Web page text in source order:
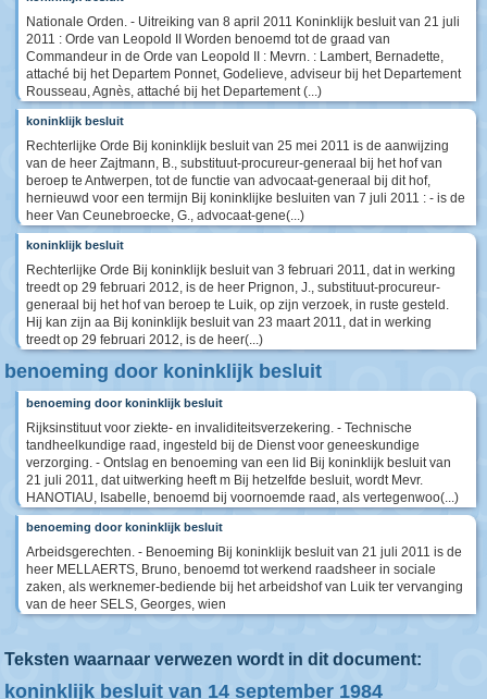
Nationale Orden. - Uitreiking van 8 april 2011 Koninklijk besluit van 21 juli
2011 : Orde van Leopold II Worden benoemd tot de graad van
Commandeur in de Orde van Leopold II : Mevrn. : Lambert, Bernadette,
attaché bij het Departem Ponnet, Godelieve, adviseur bij het Departement
Rousseau, Agnès, attaché bij het Departement (...)
koninklijk besluit
Rechterlijke Orde Bij koninklijk besluit van 25 mei 2011 is de aanwijzing
van de heer Zajtmann, B., substituut-procureur-generaal bij het hof van
beroep te Antwerpen, tot de functie van advocaat-generaal bij dit hof,
hernieuwd voor een termijn Bij koninklijke besluiten van 7 juli 2011 : - is de
heer Van Ceunebroecke, G., advocaat-gene(...)
koninklijk besluit
Rechterlijke Orde Bij koninklijk besluit van 3 februari 2011, dat in werking
treedt op 29 februari 2012, is de heer Prignon, J., substituut-procureur-
generaal bij het hof van beroep te Luik, op zijn verzoek, in ruste gesteld.
Hij kan zijn aa Bij koninklijk besluit van 23 maart 2011, dat in werking
treedt op 29 februari 2012, is de heer(...)
benoeming door koninklijk besluit
benoeming door koninklijk besluit
Rijksinstituut voor ziekte- en invaliditeitsverzekering. - Technische
tandheelkundige raad, ingesteld bij de Dienst voor geneeskundige
verzorging. - Ontslag en benoeming van een lid Bij koninklijk besluit van
21 juli 2011, dat uitwerking heeft m Bij hetzelfde besluit, wordt Mevr.
HANOTIAU, Isabelle, benoemd bij voornoemde raad, als vertegenwoo(...)
benoeming door koninklijk besluit
Arbeidsgerechten. - Benoeming Bij koninklijk besluit van 21 juli 2011 is de
heer MELLAERTS, Bruno, benoemd tot werkend raadsheer in sociale
zaken, als werknemer-bediende bij het arbeidshof van Luik ter vervanging
van de heer SELS, Georges, wien
Teksten waarnaar verwezen wordt in dit document:
koninklijk besluit van 14 september 1984